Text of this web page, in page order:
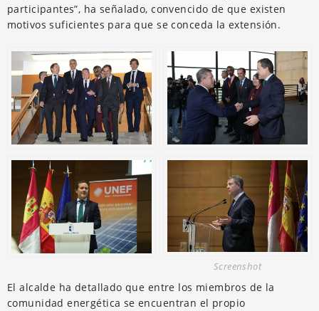
participantes”, ha señalado, convencido de que existen
motivos suficientes para que se conceda la extensión.
Screenshot
El alcalde ha detallado que entre los miembros de la
comunidad energética se encuentran el propio